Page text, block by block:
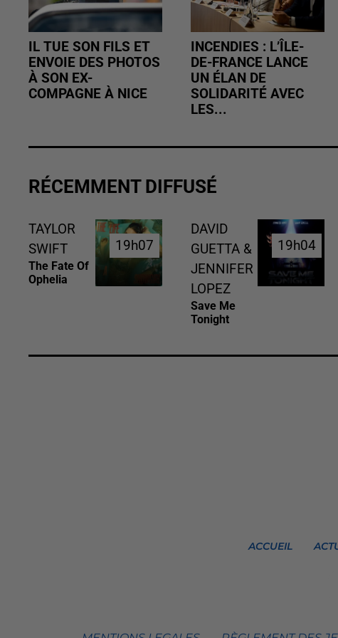
IL TUE SON FILS ET
ENVOIE DES PHOTOS
À SON EX-
COMPAGNE À NICE
INCENDIES : L’ÎLE-
DE-FRANCE LANCE
UN ÉLAN DE
SOLIDARITÉ AVEC
LES...
RÉCEMMENT DIFFUSÉ
TAYLOR
SWIFT
The Fate Of
Ophelia
19h07
19h07
DAVID
GUETTA &
JENNIFER
LOPEZ
Save Me
Tonight
19h04
19h04
ACCUEIL